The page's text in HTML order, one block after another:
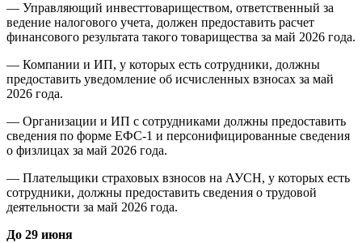
— Управляющий инвесттовариществом, ответственный за
ведение налогового учета, должен предоставить расчет
финансового результата такого товарищества за май 2026 года.
— Компании и ИП, у которых есть сотрудники, должны
предоставить уведомление об исчисленных взносах за май
2026 года.
— Организации и ИП с сотрудниками должны предоставить
сведения по форме ЕФС-1 и персонифицированные сведения
о физлицах за май 2026 года.
— Плательщики страховых взносов на АУСН, у которых есть
сотрудники, должны предоставить сведения о трудовой
деятельности за май 2026 года.
До 29 июня